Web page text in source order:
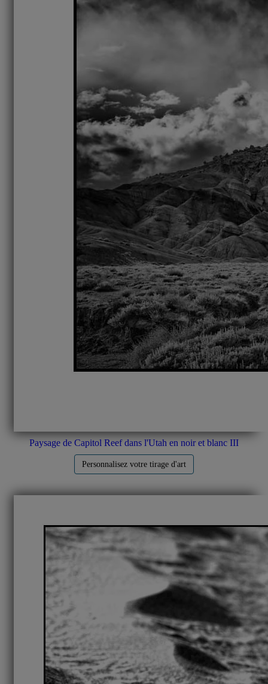
Paysage de Capitol Reef dans l'Utah en noir et blanc III
Personnalisez votre tirage d'art